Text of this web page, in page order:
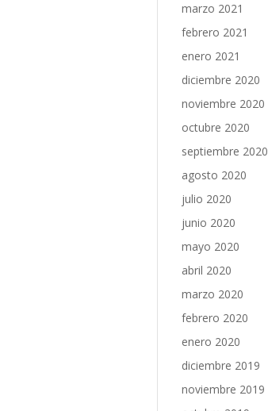
marzo 2021
febrero 2021
enero 2021
diciembre 2020
noviembre 2020
octubre 2020
septiembre 2020
agosto 2020
julio 2020
junio 2020
mayo 2020
abril 2020
marzo 2020
febrero 2020
enero 2020
diciembre 2019
noviembre 2019